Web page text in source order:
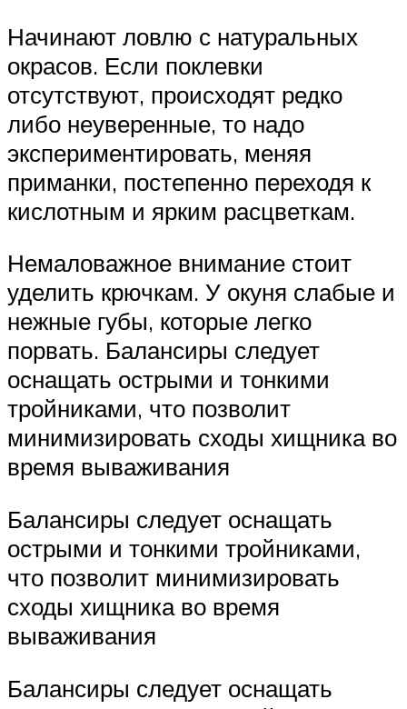
Начинают ловлю с натуральных
окрасов. Если поклевки
отсутствуют, происходят редко
либо неуверенные, то надо
экспериментировать, меняя
приманки, постепенно переходя к
кислотным и ярким расцветкам.
Немаловажное внимание стоит
уделить крючкам. У окуня слабые и
нежные губы, которые легко
порвать. Балансиры следует
оснащать острыми и тонкими
тройниками, что позволит
минимизировать сходы хищника во
время вываживания
Балансиры следует оснащать
острыми и тонкими тройниками,
что позволит минимизировать
сходы хищника во время
вываживания
Балансиры следует оснащать